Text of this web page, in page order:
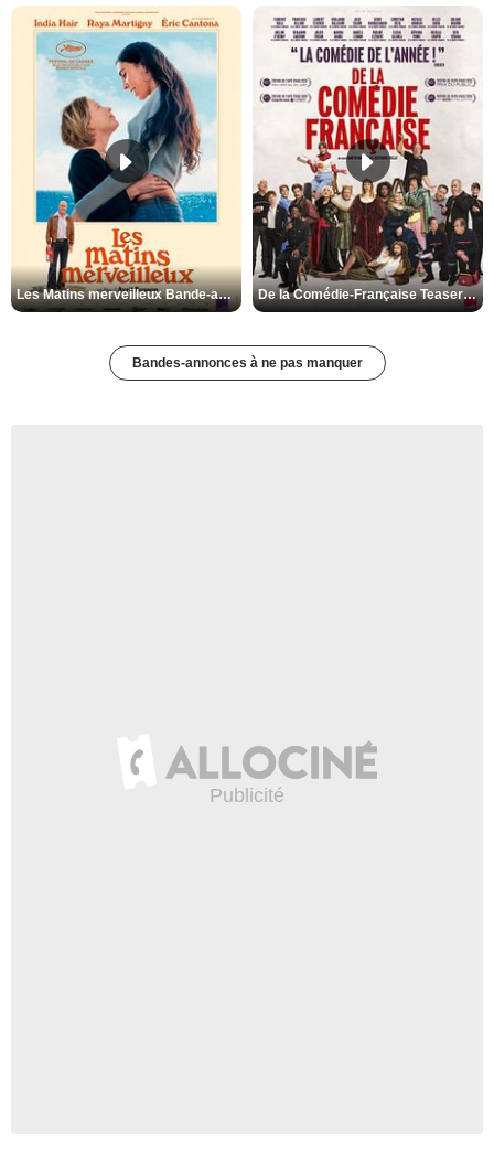
Les Matins merveilleux Bande-annonce VF De la Comédie-Française Teaser VF
Bandes-annonces à ne pas manquer